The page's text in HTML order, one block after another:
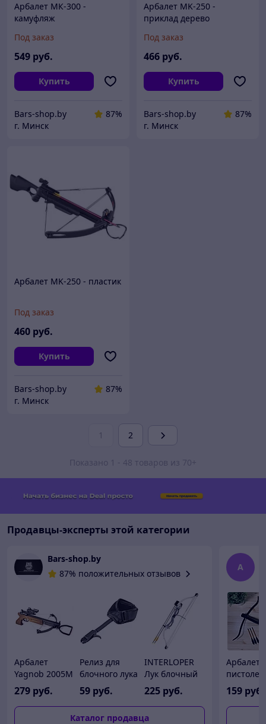
Арбалет МК-300 -
камуфляж
Под заказ
549 руб.
Купить
Bars-shop.by
87%
г. Минск
Арбалет MK-250 -
приклад дерево
Под заказ
466 руб.
Купить
Bars-shop.by
87%
г. Минск
Арбалет MK-250 - пластик
Под заказ
460 руб.
Купить
Bars-shop.by
87%
г. Минск
1 2
Показано 1 - 48 товаров из 70+
Продавцы-эксперты этой категории
Bars-shop.by
87% положительных отзывов
Арбалет
Yagnob 2005M
(Wolf of the
forest)
279 руб.
Релиз для
блочного лука
Ek (MR1)
черный
59 руб.
INTERLOPER
Лук блочный
синий
225 руб.
Каталог продавца
A
Арбалет-
80A3,
159 руб.